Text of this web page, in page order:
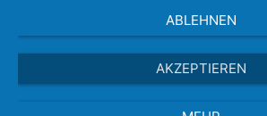
ABLEHNEN
AKZEPTIEREN